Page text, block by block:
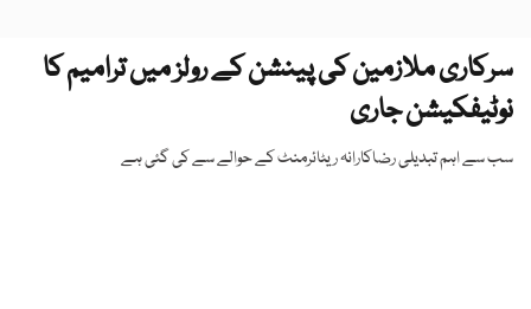
سرکاری ملازمین کی پینشن کے رولز میں ترامیم کا
نوٹیفکیشن جاری
سب سے اہم تبدیلی رضاکارانہ ریٹائرمنٹ کے حوالے سے کی گئی ہے